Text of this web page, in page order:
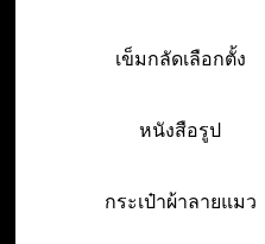
เข็มกลัดเลือกตั้ง
หนังสือรูป
กระเป๋าผ้าลายแมว